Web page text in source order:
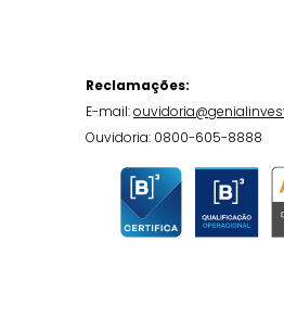
Reclamações:
E-mail:
Ouvidoria: 0800-605-8888